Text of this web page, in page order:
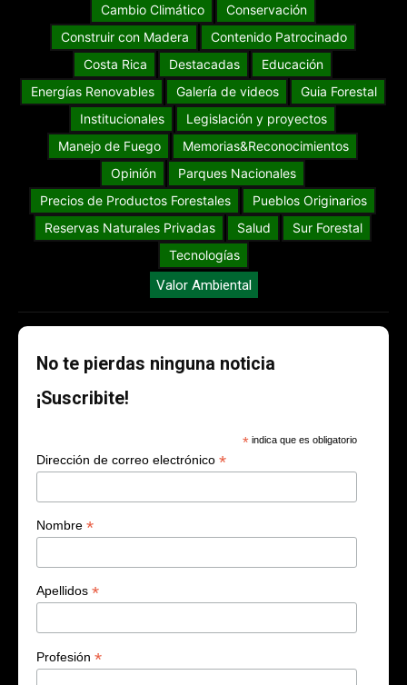
Cambio Climático
Conservación
Construir con Madera
Contenido Patrocinado
Costa Rica
Destacadas
Educación
Energías Renovables
Galería de videos
Guia Forestal
Institucionales
Legislación y proyectos
Manejo de Fuego
Memorias&Reconocimientos
Opinión
Parques Nacionales
Precios de Productos Forestales
Pueblos Originarios
Reservas Naturales Privadas
Salud
Sur Forestal
Tecnologías
Valor Ambiental
No te pierdas ninguna noticia
¡Suscribite!
* indica que es obligatorio
Dirección de correo electrónico *
Nombre *
Apellidos *
Profesión *